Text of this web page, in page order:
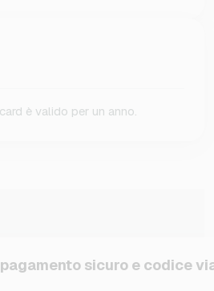
è valido per un anno.
sicuro e codice